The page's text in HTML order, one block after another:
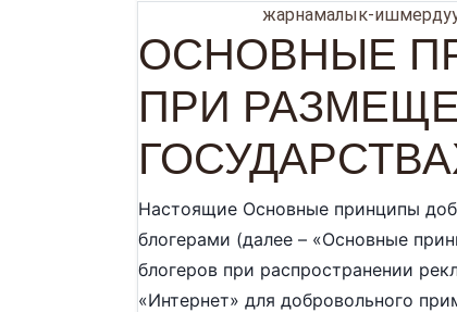
жарнамалык-
ОСНОВНЫЕ
ПРИ
Настоящие Основные принципы
блогерами (далее – «Основные
блогеров при распространении
«Интернет» для добровольного